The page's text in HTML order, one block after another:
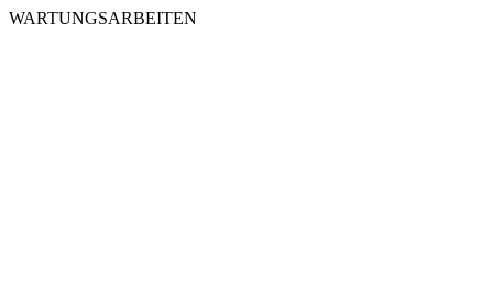
WARTUNGSARBEITEN